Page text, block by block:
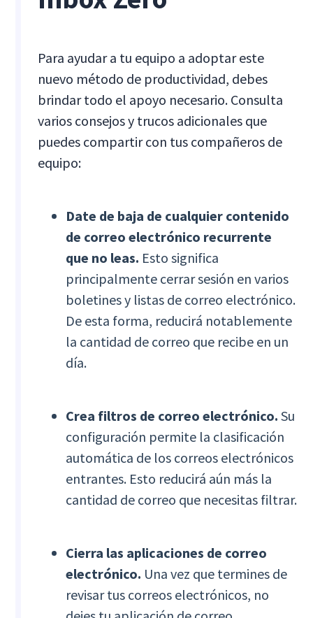
Para ayudar a tu equipo a adoptar este
nuevo método de productividad, debes
brindar todo el apoyo necesario. Consulta
varios consejos y trucos adicionales que
puedes compartir con tus compañeros de
equipo:
Date de baja de cualquier contenido
de correo electrónico recurrente
que no leas. Esto significa
principalmente cerrar sesión en varios
boletines y listas de correo electrónico.
De esta forma, reducirá notablemente
la cantidad de correo que recibe en un
día.
Crea filtros de correo electrónico. Su
configuración permite la clasificación
automática de los correos electrónicos
entrantes. Esto reducirá aún más la
cantidad de correo que necesitas filtrar.
Cierra las aplicaciones de correo
electrónico. Una vez que termines de
revisar tus correos electrónicos, no